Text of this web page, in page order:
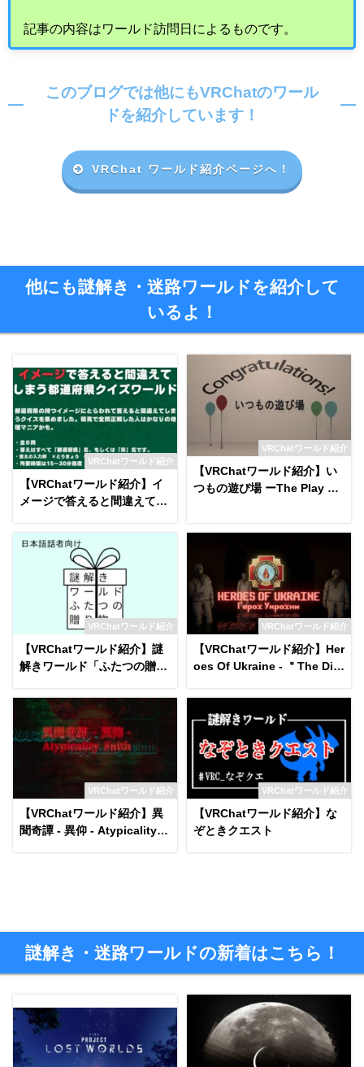
記事の内容はワールド訪問日によるものです。
このブログでは他にもVRChatのワール
ドを紹介しています！
VRChat ワールド紹介ページへ！
他にも謎解き・迷路ワールドを紹介して
いるよ！
VRChatワールド紹介
【VRChatワールド紹介】イ
メージで答えると間違えてし
VRChatワールド紹介
【VRChatワールド紹介】い
つもの遊び場 ーThe Play Ro
VRChatワールド紹介
【VRChatワールド紹介】謎
解きワールド「ふたつの贈り
VRChatワールド紹介
【VRChatワールド紹介】Her
oes Of Ukraine - ＂The Div
VRChatワールド紹介
【VRChatワールド紹介】異
聞奇譚 - 異仰 - Atypicality F
VRChatワールド紹介
【VRChatワールド紹介】な
ぞときクエスト
謎解き・迷路ワールドの新着はこちら！